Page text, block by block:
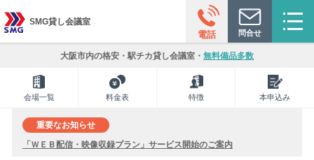
電話 問合せ
SMG貸し会議室
大阪市内の格安・駅チカ貸し会議室・ 無料備品多数
会場一覧 料金表 特徴 本申込み
重要なお知らせ
「ＷＥＢ配信・映像収録プラン」サービス開始のご案内